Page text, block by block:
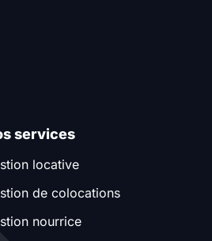
services
locative
de colocations
nourrice